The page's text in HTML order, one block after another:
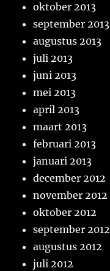
oktober 2013
september 2013
augustus 2013
juli 2013
juni 2013
mei 2013
april 2013
maart 2013
februari 2013
januari 2013
december 2012
november 2012
oktober 2012
september 2012
augustus 2012
juli 2012